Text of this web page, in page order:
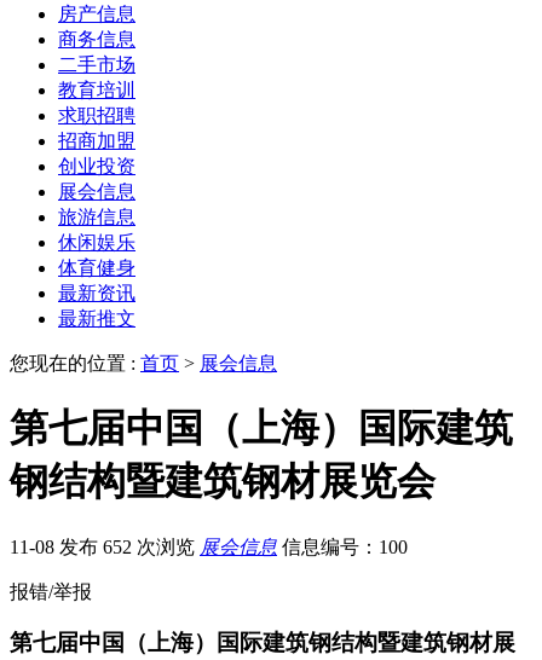
房产信息
商务信息
二手市场
教育培训
求职招聘
招商加盟
创业投资
展会信息
旅游信息
休闲娱乐
体育健身
最新资讯
最新推文
您现在的位置 : 首页 > 展会信息
第七届中国（上海）国际建筑
钢结构暨建筑钢材展览会
11-08 发布 652 次浏览 展会信息 信息编号：100
报错/举报
第七届中国（上海）国际建筑钢结构暨建筑钢材展